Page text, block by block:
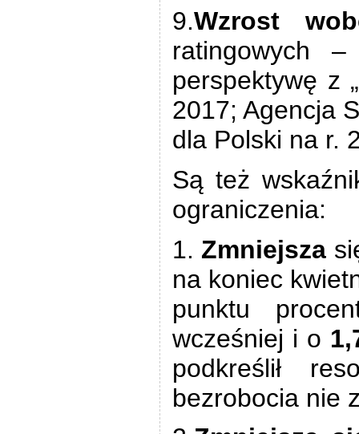
9.Wzrost
ratingowych –
perspektywę z
2017; Agencja
dla Polski na r.
Są też
ograniczenia:
1. Zmniejsza
na koniec
punktu
wcześniej i o
podkreślił
bezrobocia nie